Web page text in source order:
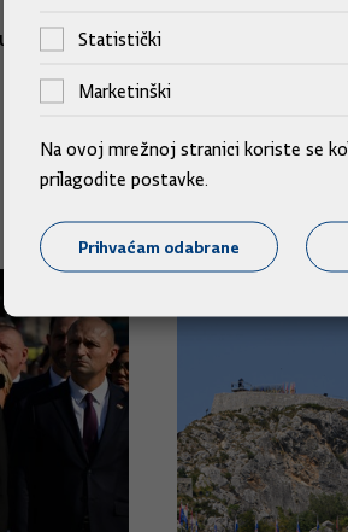
nema, vjerujem da će se to u
Statistički
Marketinški
Na ovoj mrežnoj stranici koriste se
prilagodite postavke.
Prihvaćam odabrane